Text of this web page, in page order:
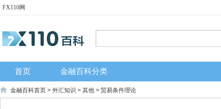
FX110网
首页 金融百科分类
金融百科首页 > 外汇知识 > 其他 > 贸易条件理论